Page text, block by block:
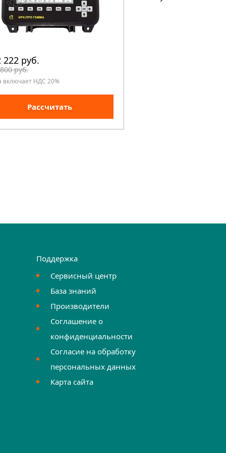
222 руб.
руб.
включает НДС 20%
Рассчитать
Поддержка
Сервисный центр
База знаний
Производители
Соглашение о
конфиденциальности
Согласие на обработку
персональных данных
Карта сайта